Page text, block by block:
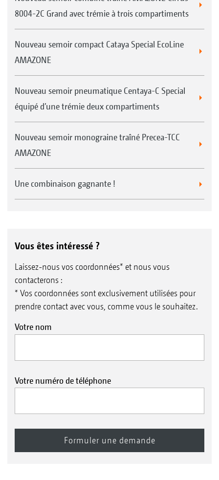
8004-2C Grand avec trémie à trois compartiments
Nouveau semoir compact Cataya Special EcoLine
AMAZONE
Nouveau semoir pneumatique Centaya-C Special
équipé d’une trémie deux compartiments
Nouveau semoir monograine traîné Precea-TCC
AMAZONE
Une combinaison gagnante !
Vous êtes intéressé ?
Laissez-nous vos coordonnées* et nous vous
contacterons :
* Vos coordonnées sont exclusivement utilisées pour
prendre contact avec vous, comme vous le souhaitez.
Votre nom
Votre numéro de téléphone